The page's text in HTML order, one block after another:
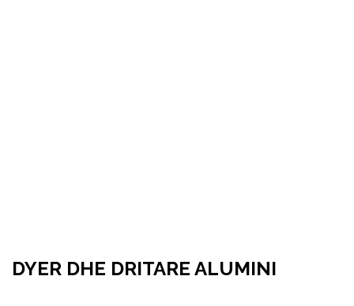
DYER DHE DRITARE ALUMINI